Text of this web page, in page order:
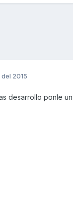
2015
desarrollo ponle